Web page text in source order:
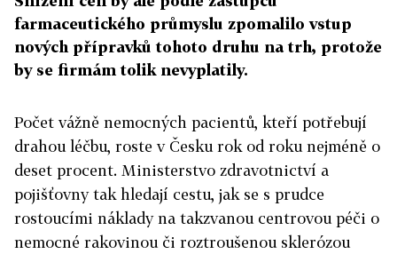
farmaceutického průmyslu zpomalilo vstup
nových přípravků tohoto druhu na trh, protože
by se firmám tolik nevyplatily.
Počet vážně nemocných pacientů, kteří potřebují
drahou léčbu, roste v Česku rok od roku nejméně o
deset procent. Ministerstvo zdravotnictví a
pojišťovny tak hledají cestu, jak se s prudce
rostoucími náklady na takzvanou centrovou péči o
nemocné rakovinou či roztroušenou sklerózou